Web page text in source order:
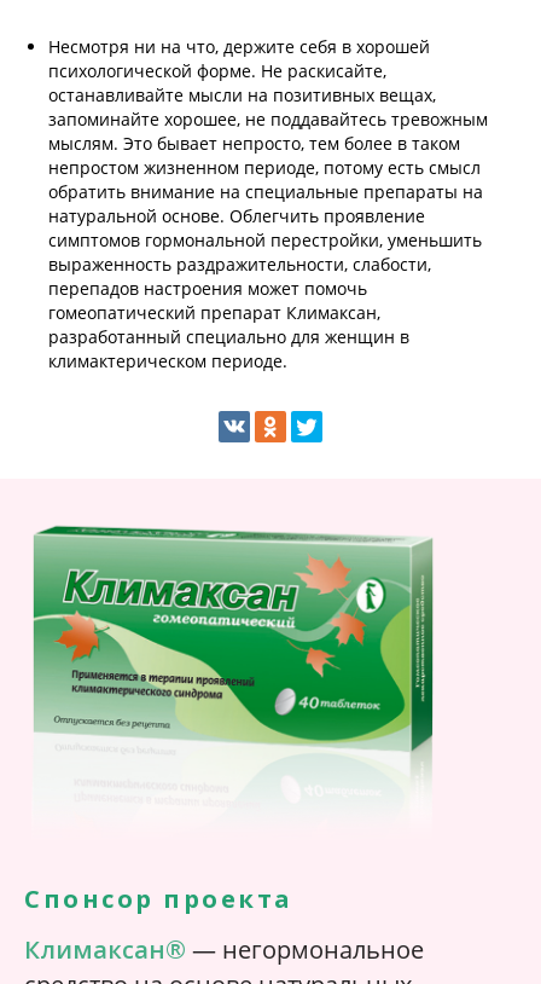
Несмотря ни на что, держите себя в хорошей
психологической форме. Не раскисайте,
останавливайте мысли на позитивных вещах,
запоминайте хорошее, не поддавайтесь тревожным
мыслям. Это бывает непросто, тем более в таком
непростом жизненном периоде, потому есть смысл
обратить внимание на специальные препараты на
натуральной основе. Облегчить проявление
симптомов гормональной перестройки, уменьшить
выраженность раздражительности, слабости,
перепадов настроения может помочь
гомеопатический препарат Климаксан,
разработанный специально для женщин в
климактерическом периоде.
Спонсор проекта
Климаксан® — негормональное